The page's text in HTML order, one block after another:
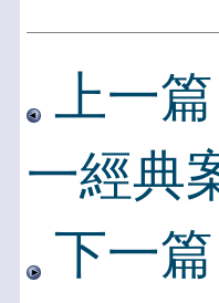
上一
一經典
下一